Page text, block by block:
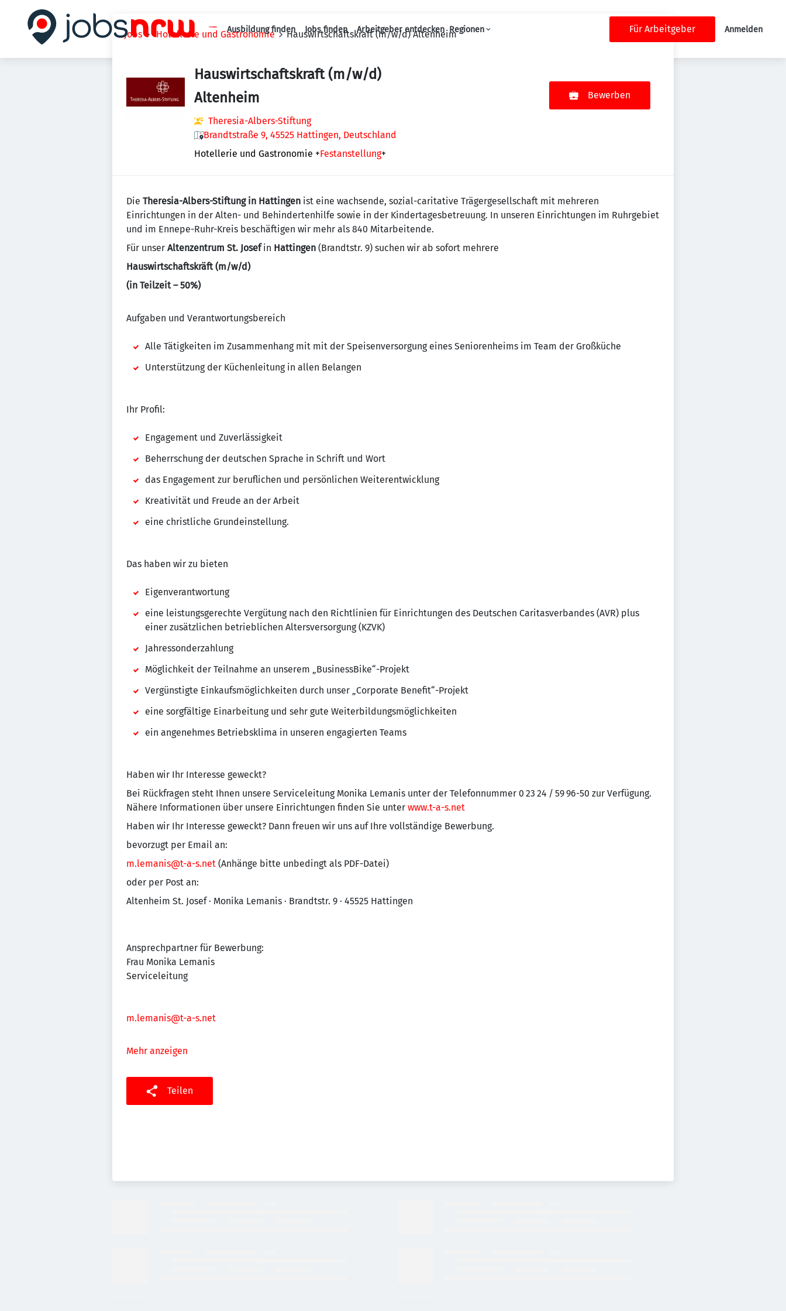
Haupt-Navigation
Ausbildung finden Jobs finden Arbeitgeber entdecken Regionen Für Arbeitgeber Anmelden
Jobs Hotellerie und Gastronomie Hauswirtschaftskraft (m/w/d) Altenheim
Hauswirtschaftskraft (m/w/d)
Altenheim
Theresia-Albers-Stiftung
Brandtstraße 9, 45525 Hattingen, Deutschland
Hotellerie und Gastronomie +Festanstellung+
Bewerben
Die Theresia-Albers-Stiftung in Hattingen ist eine wachsende, sozial-caritative Trägergesellschaft mit mehreren
Einrichtungen in der Alten- und Behindertenhilfe sowie in der Kindertagesbetreuung. In unseren Einrichtungen im Ruhrgebiet
und im Ennepe-Ruhr-Kreis beschäftigen wir mehr als 840 Mitarbeitende.
Für unser Altenzentrum St. Josefin Hattingen (Brandtstr. 9) suchen wir ab sofort mehrere
Hauswirtschaftskräft (m/w/d)
(in Teilzeit – 50%)
Aufgaben und Verantwortungsbereich
Alle Tätigkeiten im Zusammenhang mit mit der Speisenversorgung eines Seniorenheims im Team der Großküche
Unterstützung der Küchenleitung in allen Belangen
Ihr Profil:
Engagement und Zuverlässigkeit
Beherrschung der deutschen Sprache in Schrift und Wort
das Engagement zur beruflichen und persönlichen Weiterentwicklung
Kreativität und Freude an der Arbeit
eine christliche Grundeinstellung.
Das haben wir zu bieten
Eigenverantwortung
eine leistungsgerechte Vergütung nach den Richtlinien für Einrichtungen des Deutschen Caritasverbandes (AVR) plus
einer zusätzlichen betrieblichen Altersversorgung (KZVK)
Jahressonderzahlung
Möglichkeit der Teilnahme an unserem „BusinessBike“-Projekt
Vergünstigte Einkaufsmöglichkeiten durch unser „Corporate Benefit“-Projekt
eine sorgfältige Einarbeitung und sehr gute Weiterbildungsmöglichkeiten
ein angenehmes Betriebsklima in unseren engagierten Teams
Haben wir Ihr Interesse geweckt?
Bei Rückfragen steht Ihnen unsere Serviceleitung Monika Lemanis unter der Telefonnummer 0 23 24 / 59 96-50 zur Verfügung.
Nähere Informationen über unsere Einrichtungen finden Sie unter www.t-a-s.net
Haben wir Ihr Interesse geweckt? Dann freuen wir uns auf Ihre vollständige Bewerbung.
bevorzugt per Email an:
m.lemanis@t-a-s.net (Anhänge bitte unbedingt als PDF-Datei)
oder per Post an:
Altenheim St. Josef · Monika Lemanis · Brandtstr. 9 · 45525 Hattingen
Ansprechpartner für Bewerbung:
Frau Monika Lemanis
Serviceleitung
m.lemanis@t-a-s.net
Mehr anzeigen
Teilen